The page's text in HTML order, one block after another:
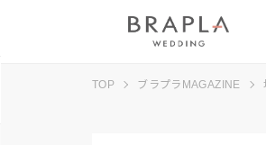
TOP ブラプラMAGAZINE